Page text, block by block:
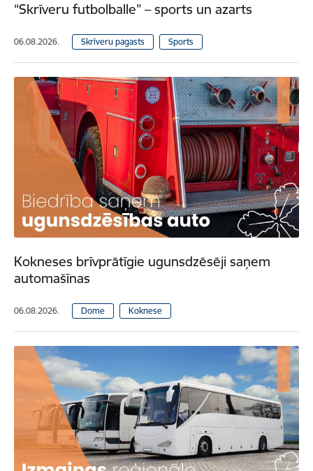
“Skrīveru futbolballe” – sports un azarts
06.08.2026. Skrīveru pagasts Sports
Kokneses brīvprātīgie ugunsdzēsēji saņem
automašīnas
06.08.2026. Dome Koknese